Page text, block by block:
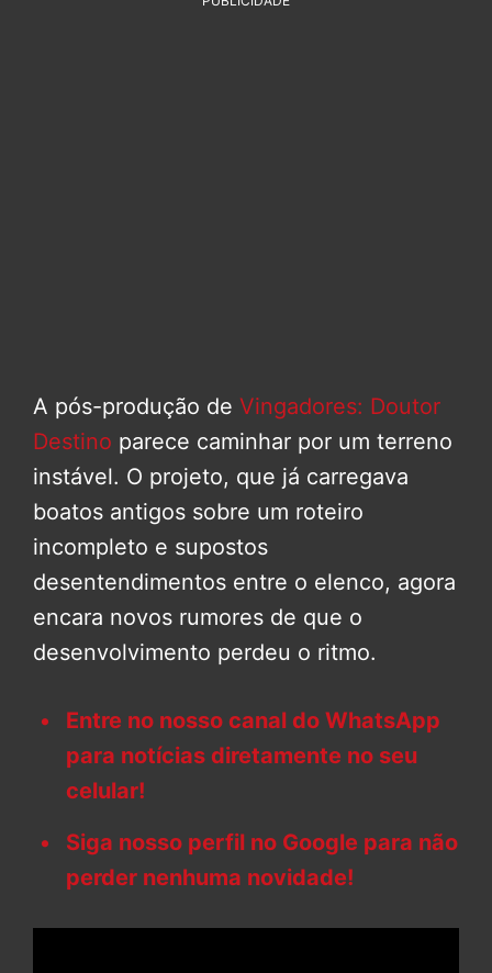
A pós-produção de Vingadores: Doutor
Destino parece caminhar por um terreno
instável. O projeto, que já carregava
boatos antigos sobre um roteiro
incompleto e supostos
desentendimentos entre o elenco, agora
encara novos rumores de que o
desenvolvimento perdeu o ritmo.
Entre no nosso canal do WhatsApp
para notícias diretamente no seu
celular!
Siga nosso perfil no Google para não
perder nenhuma novidade!